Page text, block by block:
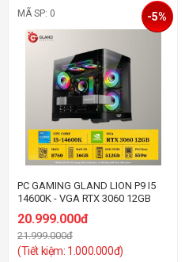
MÃ SP: 0
PC GAMING GLAND LION P9 I5
14600K - VGA RTX 3060 12GB
20.999.000đ
21.999.000đ
(Tiết kiệm: 1.000.000đ)
-5%